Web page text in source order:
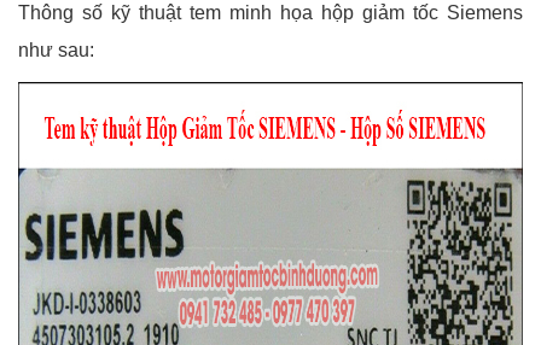
Thông số kỹ thuật tem minh họa hộp giảm tốc Siemens
như sau: